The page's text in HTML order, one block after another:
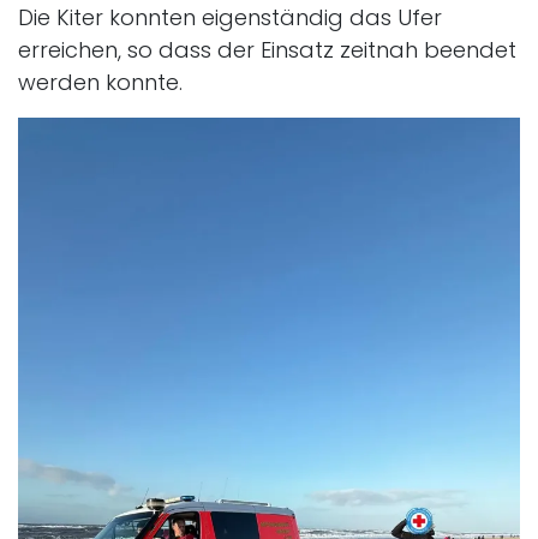
Die Kiter konnten eigenständig das Ufer
erreichen, so dass der Einsatz zeitnah beendet
werden konnte.